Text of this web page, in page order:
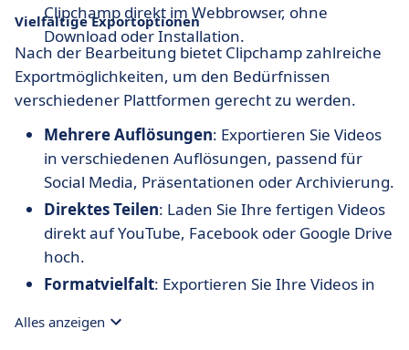
Clipchamp direkt im Webbrowser, ohne
Download oder Installation.
Vielfältige Exportoptionen
Nach der Bearbeitung bietet Clipchamp zahlreiche
Exportmöglichkeiten, um den Bedürfnissen
verschiedener Plattformen gerecht zu werden.
Mehrere Auflösungen: Exportieren Sie Videos
in verschiedenen Auflösungen, passend für
Social Media, Präsentationen oder Archivierung.
Direktes Teilen: Laden Sie Ihre fertigen Videos
direkt auf YouTube, Facebook oder Google Drive
hoch.
Formatvielfalt: Exportieren Sie Ihre Videos in
maximale Kompatibilität zu gewährleisten.
Alles anzeigen